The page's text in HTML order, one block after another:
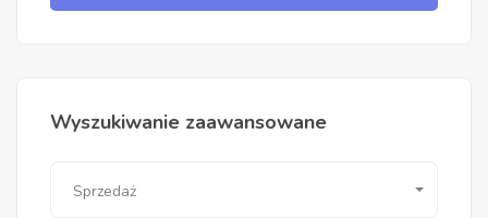
Wyszukiwanie zaawansowane
Sprzedaż